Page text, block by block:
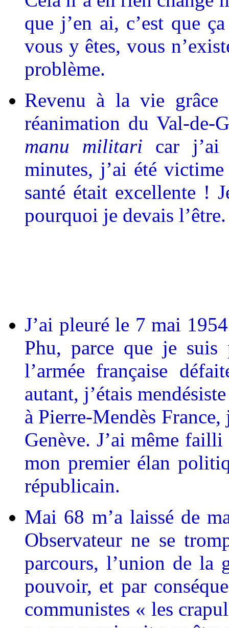
que j’en ai, c’est que
vous y êtes, vous
problème.
Revenu à la vie grâce
réanimation du Val-de-
manu militari car j’ai
minutes, j’ai été
santé était excellente !
pourquoi je devais l’être.
J’ai pleuré le 7 mai
Phu, parce que je
l’armée française
autant, j’étais
à Pierre-Mendès France,
Genève. J’ai même
mon premier élan
républicain.
Mai 68 m’a laissé de
Observateur ne se
parcours, l’union de la
pouvoir, et par
communistes « les